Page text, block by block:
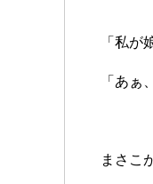
「私が
「あぁ
まさこ